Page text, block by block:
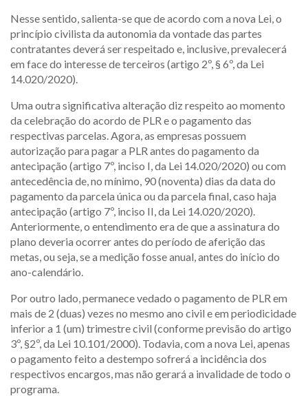
Nesse sentido, salienta-se que de acordo com a nova Lei, o
princípio civilista da autonomia da vontade das partes
contratantes deverá ser respeitado e, inclusive, prevalecerá
em face do interesse de terceiros (artigo 2º, § 6º, da Lei
14.020/2020).
Uma outra significativa alteração diz respeito ao momento
da celebração do acordo de PLR e o pagamento das
respectivas parcelas. Agora, as empresas possuem
autorização para pagar a PLR antes do pagamento da
antecipação (artigo 7º, inciso I, da Lei 14.020/2020) ou com
antecedência de, no mínimo, 90 (noventa) dias da data do
pagamento da parcela única ou da parcela final, caso haja
antecipação (artigo 7º, inciso II, da Lei 14.020/2020).
Anteriormente, o entendimento era de que a assinatura do
plano deveria ocorrer antes do período de aferição das
metas, ou seja, se a medição fosse anual, antes do início do
ano-calendário.
Por outro lado, permanece vedado o pagamento de PLR em
mais de 2 (duas) vezes no mesmo ano civil e em periodicidade
inferior a 1 (um) trimestre civil (conforme previsão do artigo
3º, §2º, da Lei 10.101/2000). Todavia, com a nova Lei, apenas
o pagamento feito a destempo sofrerá a incidência dos
respectivos encargos, mas não gerará a invalidade de todo o
programa.